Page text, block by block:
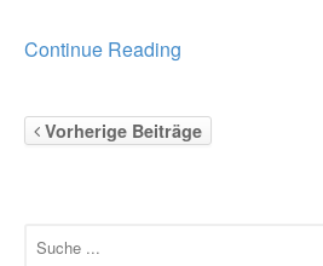
Continue Reading
Vorherige Beiträge